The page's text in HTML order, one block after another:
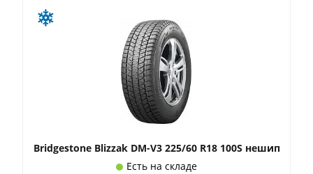
Bridgestone Blizzak DM-V3 225/60 R18 100S нешип
Есть на складе